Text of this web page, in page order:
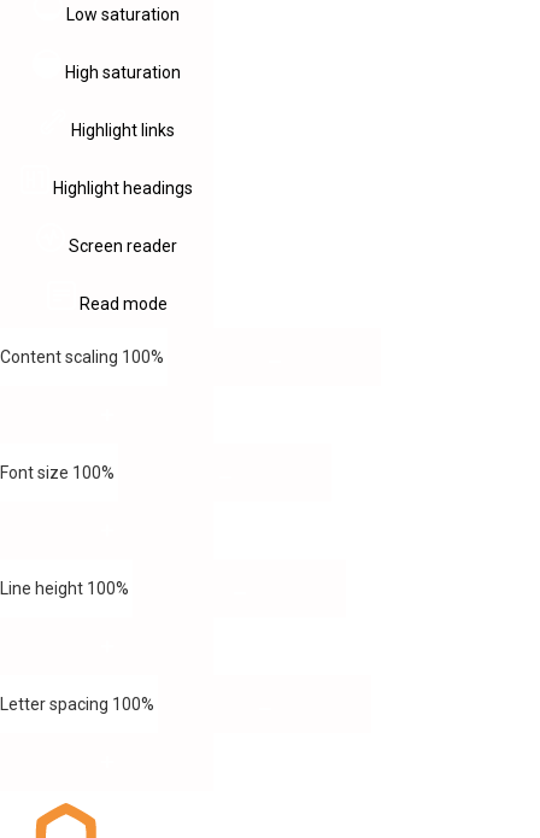
Low saturation
High saturation
Highlight links
Highlight headings
Screen reader
Read mode
Content scaling 100%
Font size 100%
Line height 100%
Letter spacing 100%